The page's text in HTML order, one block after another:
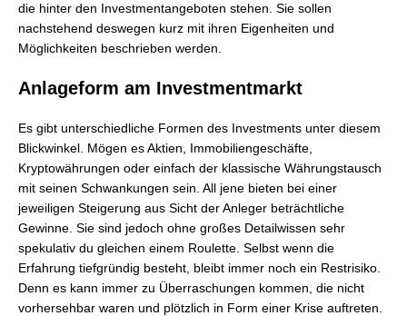
die hinter den Investmentangeboten stehen. Sie sollen
nachstehend deswegen kurz mit ihren Eigenheiten und
Möglichkeiten beschrieben werden.
Anlageform am Investmentmarkt
Es gibt unterschiedliche Formen des Investments unter diesem
Blickwinkel. Mögen es Aktien, Immobiliengeschäfte,
Kryptowährungen oder einfach der klassische Währungstausch
mit seinen Schwankungen sein. All jene bieten bei einer
jeweiligen Steigerung aus Sicht der Anleger beträchtliche
Gewinne. Sie sind jedoch ohne großes Detailwissen sehr
spekulativ du gleichen einem Roulette. Selbst wenn die
Erfahrung tiefgründig besteht, bleibt immer noch ein Restrisiko.
Denn es kann immer zu Überraschungen kommen, die nicht
vorhersehbar waren und plötzlich in Form einer Krise auftreten.